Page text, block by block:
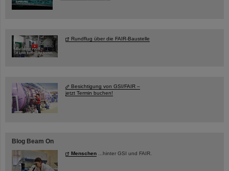
Rundflug über die FAIR-Baustelle
Besichtigung von GSI/FAIR –
jetzt Termin buchen!
Blog Beam On
Menschen ...hinter GSI und FAIR.